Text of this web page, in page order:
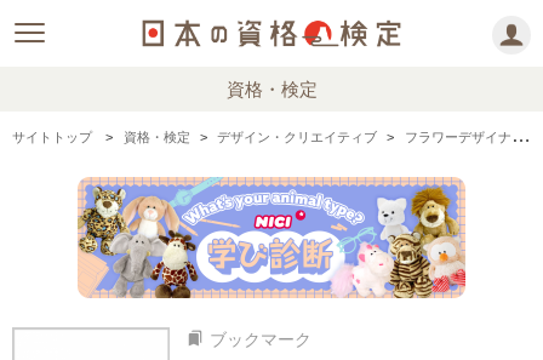
資格・検定
サイトトップ 資格・検定 デザイン・クリエイティブ フラワーデザイナー資格検定試験の情報まとめ
bookmarks ブックマーク